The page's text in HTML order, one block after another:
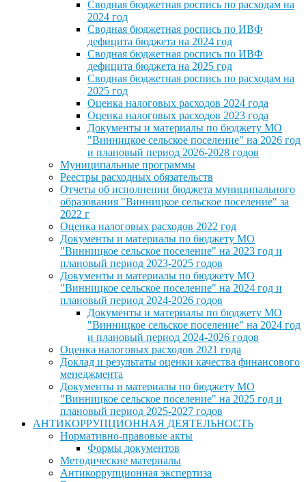
Сводная бюджетная роспись по расходам на
2024 год
Сводная бюджетная роспись по ИВФ
дефицита бюджета на 2024 год
Сводная бюджетная роспись по ИВФ
дефицита бюджета на 2025 год
Сводная бюджетная роспись по расходам на
2025 год
Оценка налоговых расходов 2024 года
Оценка налоговых расходов 2023 года
Документы и материалы по бюджету МО
"Винницкое сельское поселение" на 2026 год
и плановый период 2026-2028 годов
Муниципальные программы
Реестры расходных обязательств
Отчеты об исполнении бюджета муниципального
образования "Винницкое сельское поселение" за
2022 г
Оценка налоговых расходов 2022 год
Документы и материалы по бюджету МО
"Винницкое сельское поселение" на 2023 год и
плановый период 2023-2025 годов
Документы и материалы по бюджету МО
"Винницкое сельское поселение" на 2024 год и
плановый период 2024-2026 годов
Документы и материалы по бюджету МО
"Винницкое сельское поселение" на 2024 год
и плановый период 2024-2026 годов
Оценка налоговых расходов 2021 года
Доклад и результаты оценки качества финансового
менеджмента
Документы и материалы по бюджету МО
"Винницкое сельское поселение" на 2025 год и
плановый период 2025-2027 годов
АНТИКОРРУПЦИОННАЯ ДЕЯТЕЛЬНОСТЬ
Нормативно-правовые акты
Формы документов
Методические материалы
Антикоррупционная экспертиза